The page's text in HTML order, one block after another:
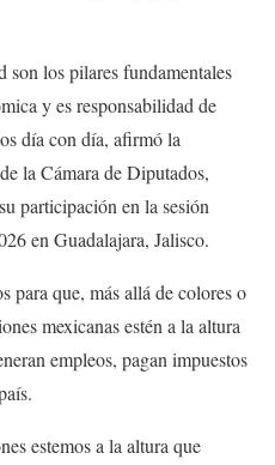
los pilares fundamentales
y es responsabilidad de
día con día, afirmó la
la Cámara de Diputados,
participación en la sesión
en Guadalajara, Jalisco.
para que, más allá de colores o
mexicanas estén a la altura
empleos, pagan impuestos
estemos a la altura que